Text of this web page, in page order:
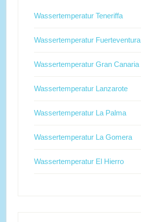
Wassertemperatur Teneriffa
Wassertemperatur Fuerteventura
Wassertemperatur Gran Canaria
Wassertemperatur Lanzarote
Wassertemperatur La Palma
Wassertemperatur La Gomera
Wassertemperatur El Hierro